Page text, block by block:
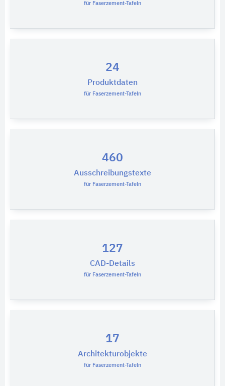
für Faserzement-Tafeln
24
Produktdaten
für Faserzement-Tafeln
460
Ausschreibungstexte
für Faserzement-Tafeln
127
CAD-Details
für Faserzement-Tafeln
17
Architekturobjekte
für Faserzement-Tafeln